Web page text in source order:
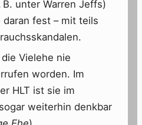
B. unter Warren Jeffs)
fest – mit teils
Vielehe nie
worden. Im
HLT ist sie im
weiterhin denkbar